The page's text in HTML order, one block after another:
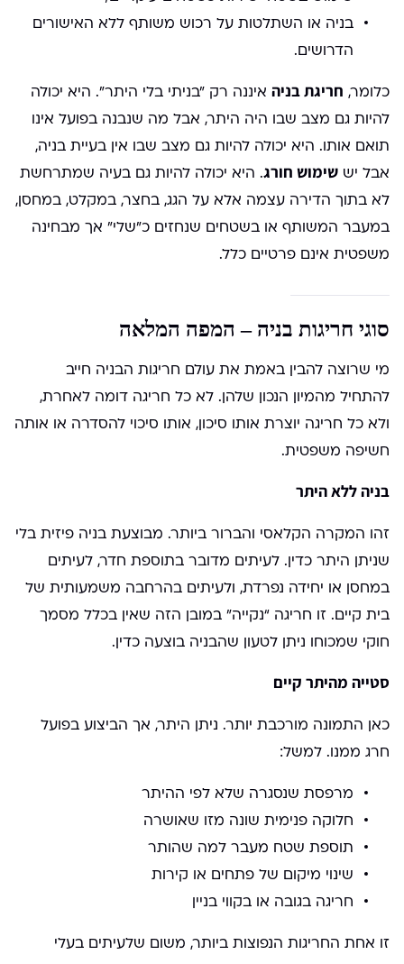
בניה או השתלטות על רכוש משותף ללא האישורים
הדרושים.
כלומר, חריגת בניה איננה רק "בניתי בלי היתר". היא יכולה
להיות גם מצב שבו היה היתר, אבל מה שנבנה בפועל אינו
תואם אותו. היא יכולה להיות גם מצב שבו אין בעיית בניה,
אבל יש שימוש חורג. היא יכולה להיות גם בעיה שמתרחשת
לא בתוך הדירה עצמה אלא על הגג, בחצר, במקלט, במחסן,
במעבר המשותף או בשטחים שנחזים כ”שלי” אך מבחינה
משפטית אינם פרטיים כלל.
סוגי חריגות בניה – המפה המלאה
מי שרוצה להבין באמת את עולם חריגות הבניה חייב
להתחיל מהמיון הנכון שלהן. לא כל חריגה דומה לאחרת,
ולא כל חריגה יוצרת אותו סיכון, אותו סיכוי להסדרה או אותה
חשיפה משפטית.
בניה ללא היתר
זהו המקרה הקלאסי והברור ביותר. מבוצעת בניה פיזית בלי
שניתן היתר כדין. לעיתים מדובר בתוספת חדר, לעיתים
במחסן או יחידה נפרדת, ולעיתים בהרחבה משמעותית של
בית קיים. זו חריגה “נקייה” במובן הזה שאין בכלל מסמך
חוקי שמכוחו ניתן לטעון שהבניה בוצעה כדין.
סטייה מהיתר קיים
כאן התמונה מורכבת יותר. ניתן היתר, אך הביצוע בפועל
חרג ממנו. למשל:
מרפסת שנסגרה שלא לפי ההיתר
חלוקה פנימית שונה מזו שאושרה
תוספת שטח מעבר למה שהותר
שינוי מיקום של פתחים או קירות
חריגה בגובה או בקווי בניין
זו אחת החריגות הנפוצות ביותר, משום שלעיתים בעלי